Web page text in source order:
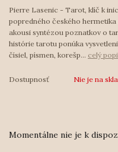
Pierre Lasenic - Tarot, klíč k
popredného českého
akousi syntézou poznatkov o
histórie tarotu ponúka
čísiel, písmen, korešp... celý
Dostupnosť Nie je na
Momentálne nie je k